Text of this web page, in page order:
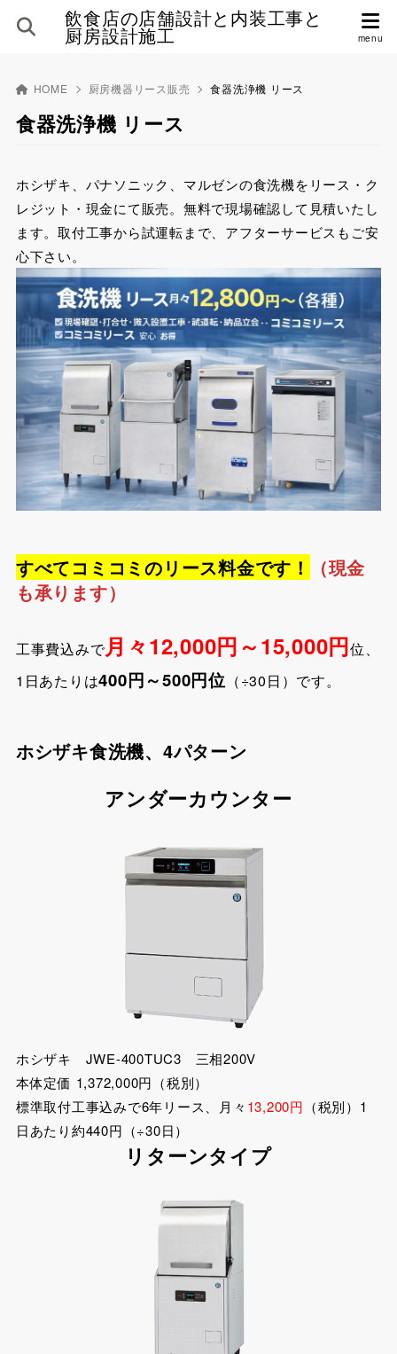
飲食店の店舗設計と内装工事と
厨房設計施工
HOME 厨房機器リース販売 食器洗浄機 リース
食器洗浄機 リース
ホシザキ、パナソニック、マルゼンの食洗機をリース・ク
レジット・現金にて販売。無料で現場確認して見積いたし
ます。取付工事から試運転まで、アフターサービスもご安
心下さい。
すべてコミコミのリース料金です！
（現金
も承ります）
工事費込みで月々12,000円～15,000円位、
1日あたりは400円～500円位 （÷30日）です。
ホシザキ食洗機、4パターン
アンダーカウンター
ホシザキ JWE-400TUC3 三相200V
本体定価 1,372,000円（税別）
標準取付工事込みで6年リース、月々 13,200円 （税別）1
日あたり約440円（÷30日）
リターンタイプ